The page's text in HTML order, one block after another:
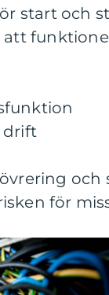
start och
drift
och
för